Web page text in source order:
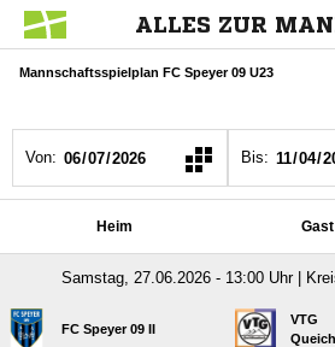
ALLES ZUR
Mannschaftsspielplan FC Speyer 09 U23
Von: Bis:
Heim Gast
Samstag, 27.06.2026 - 13:00 Uhr |
FC Speyer 09 II
VTG